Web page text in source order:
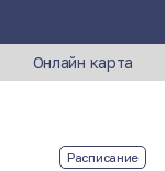
Онлайн карта
Расписание